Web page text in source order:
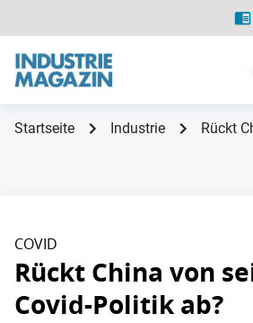
Startseite Industrie Rückt
COVID
Rückt China von
Covid-Politik ab?